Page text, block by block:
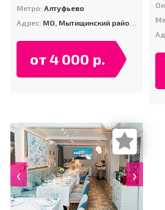
Метро:Алтуфьево
Адрес: МО, Мытищинский район, поселок "Летчик-Испытатель"
от 4 000 р.
‹ ›